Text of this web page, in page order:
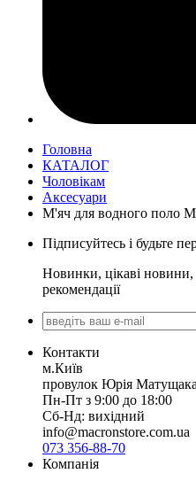
Головна
КАТАЛОГ
Чоловікам
Аксесуари
М'яч для водного поло
Підписуйтесь і будьте
Новинки, цікаві новини,
рекомендації
Контакти
м.Київ
провулок Юрія
Пн-Пт з 9:00 до 18:00
Сб-Нд: вихідний
info@macronstore.com.ua
073 356-88-70
Компанія